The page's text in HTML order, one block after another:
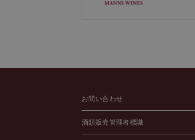
お問い合わせ
酒類販売管理者標識